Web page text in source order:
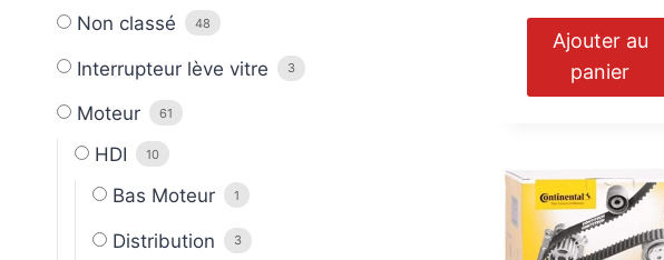
Ajouter au
panier
Non classé 48
Interrupteur lève vitre 3
Moteur 61
HDI 10
Bas Moteur 1
Distribution 3